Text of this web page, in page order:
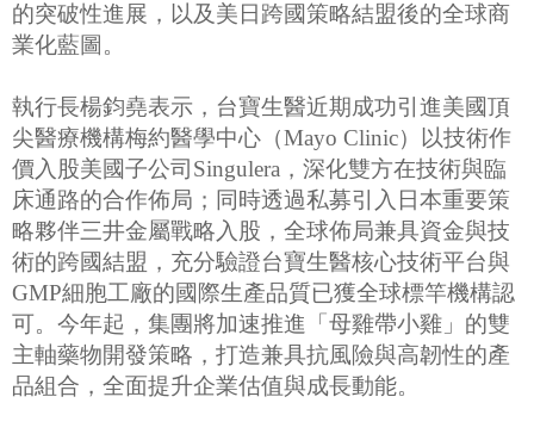
的突破性進展，以及美日跨國策略結盟後的全球商
業化藍圖。
執行長楊鈞堯表示，台寶生醫近期成功引進美國頂
尖醫療機構梅約醫學中心（Mayo Clinic）以技術作
價入股美國子公司Singulera，深化雙方在技術與臨
床通路的合作佈局；同時透過私募引入日本重要策
略夥伴三井金屬戰略入股，全球佈局兼具資金與技
術的跨國結盟，充分驗證台寶生醫核心技術平台與
GMP細胞工廠的國際生產品質已獲全球標竿機構認
可。今年起，集團將加速推進「母雞帶小雞」的雙
主軸藥物開發策略，打造兼具抗風險與高韌性的產
品組合，全面提升企業估值與成長動能。